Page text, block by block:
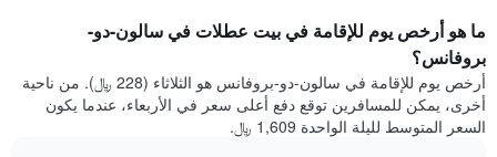
ما هو أرخص يوم للإقامة في بيت عطلات في سالون-دو-
بروفانس؟
أرخص يوم للإقامة في سالون-دو-بروفانس هو الثلاثاء (228 ﷼). من ناحية
أخرى، يمكن للمسافرين توقع دفع أعلى سعر في الأربعاء، عندما يكون
السعر المتوسط لليلة الواحدة 1,609 ﷼.